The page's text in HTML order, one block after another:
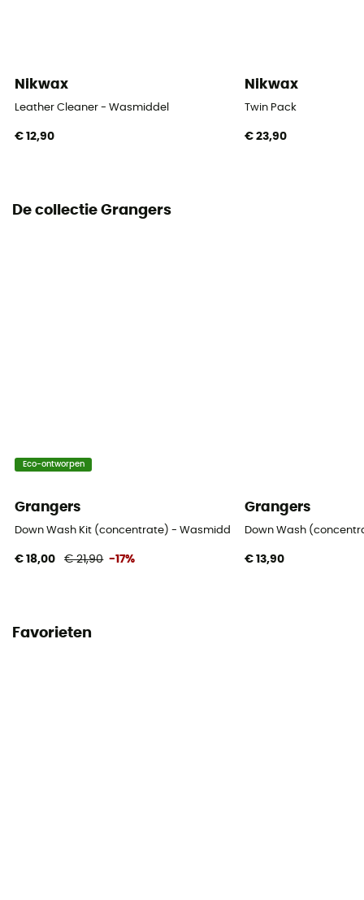
Nikwax
Leather Cleaner - Wasmiddel
€ 12,90
Nikwax
Twin Pack
€ 23,90
De collectie Grangers
Eco-ontworpen
Grangers
Down Wash Kit (concentrate) - Wasmiddel
€ 18,00 € 21,90 -17%
Grangers
Down Wash
€ 13,90
Favorieten